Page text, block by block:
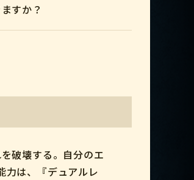
すか？
破壊する。自分のエ
力は、『デュアルレ